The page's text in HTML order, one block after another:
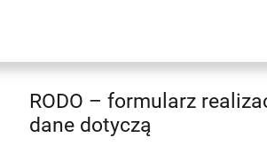
RODO – formularz
dane dotyczą